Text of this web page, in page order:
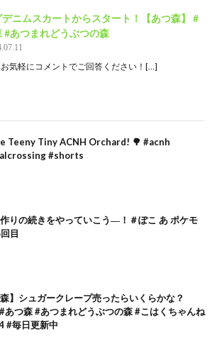
デニムスカートからスタート！【あつ森】 #
#あつまれどうぶつの森
お気軽にコメントでご回答ください！[…]
Teeny Tiny ACNH Orchard! 🌳 #acnh
#shorts
りの続きをやっていこう―！＃ぽこ あ ポケモ
目
森】シュガークレープ売ったらいくらかな？
あつ森 #あつまれどうぶつの森 #こはくちゃんね
#毎日更新中